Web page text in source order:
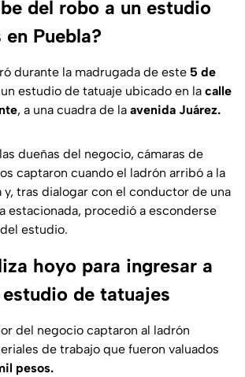
del robo a un estudio
Puebla?
durante la madrugada de este 5 de
estudio de tatuaje ubicado en la calle
, a una cuadra de la avenida Juárez.
dueñas del negocio, cámaras de
captaron cuando el ladrón arribó a la
tras dialogar con el conductor de una
estacionada, procedió a esconderse
estudio.
hoyo para ingresar a
de tatuajes
del negocio captaron al ladrón
de trabajo que fueron valuados
pesos.